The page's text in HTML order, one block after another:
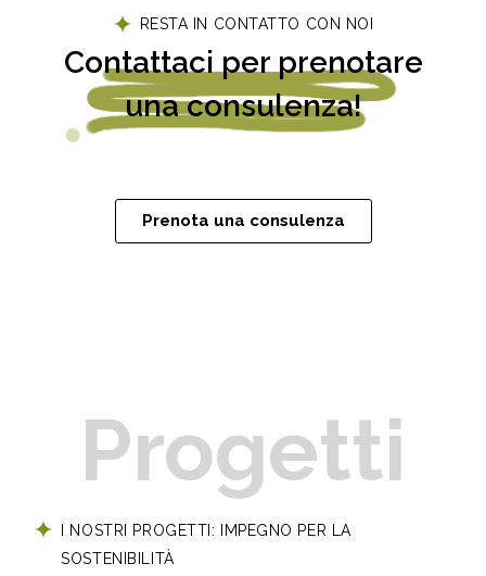
RESTA IN CONTATTO CON NOI
Contattaci per prenotare
una consulenza!
Prenota una consulenza
Progetti
I NOSTRI PROGETTI: IMPEGNO PER LA
SOSTENIBILITÀ